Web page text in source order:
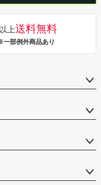
上送料無料
部例外商品あり